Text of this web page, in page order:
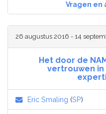
Vragen en
26 augustus 2016 - 14
Het door de
vertrouwen
Eric Smaling (SP)